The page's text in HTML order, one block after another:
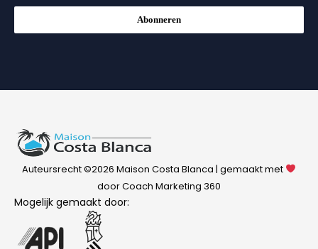
Abonneren
Auteursrecht ©2026 Maison Costa Blanca | gemaakt met
door Coach Marketing 360
Mogelijk gemaakt door: